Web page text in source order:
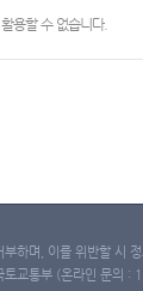
용할 수 없습니다.
하며, 이를 위반할 시
토교통부 (온라인 문